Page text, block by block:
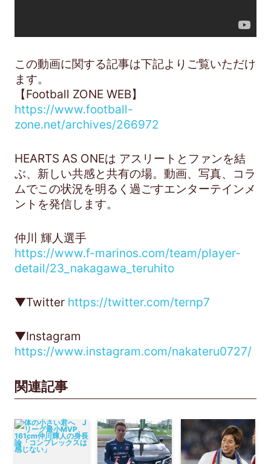
この動画に関する記事は下記よりご覧いただけ
ます。
【Football ZONE WEB】
https://www.football-
zone.net/archives/266972
HEARTS AS ONEは アスリートとファンを結
ぶ、新しい共感と共有の場。動画、写真、コラ
ムでこの状況を明るく過ごすエンターテインメ
ントを発信します。
仲川 輝人選手
https://www.f-marinos.com/team/player-
detail/23_nakagawa_teruhito
▼Twitter https://twitter.com/ternp7
▼Instagram
https://www.instagram.com/nakateru0727/
関連記事